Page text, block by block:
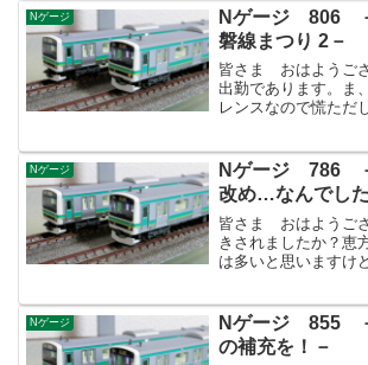
ンフルエンザもまだ
ちの息子の回復力に
Nゲージ
Nゲージ 806
磐線まつり 2－
皆さま おはようご
出勤であります。ま
レンスなので慌ただ
し、400-500人は来
何が起こるか分かり...
Nゲージ
Nゲージ 786
改め…なんでし
皆さま おはようご
きされましたか？恵
は多いと思いますけ
た。有名なお寺さん
舞伎俳優とか)呼んで
Nゲージ
Nゲージ 855
の補充を！－